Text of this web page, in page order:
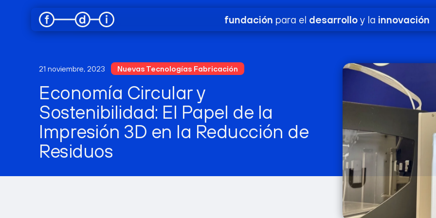
fundación para el desarrolloy la innovación
21 noviembre, 2023 Nuevas Tecnologías Fabricación
Economía Circular y
Sostenibilidad: El Papel de la
Impresión 3D en la Reducción de
Residuos